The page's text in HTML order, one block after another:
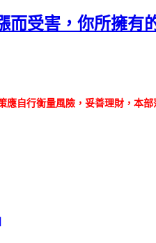
受害，你所擁有
自行衡量風險，妥善理財，本部